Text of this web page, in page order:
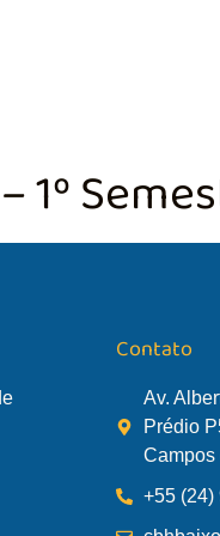
1º
Contato
Av.
Prédio
Campos
+55 (24)